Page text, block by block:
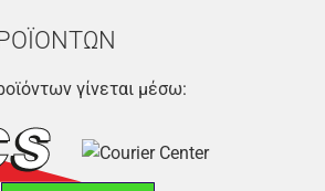
γίνεται μέσω: